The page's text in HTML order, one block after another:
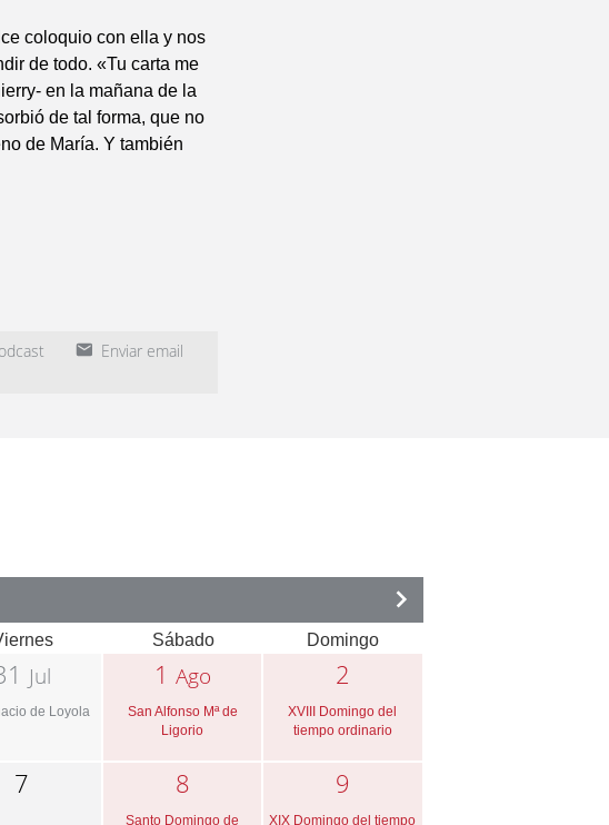
coloquio con ella y nos
de todo. «Tu carta me
en la mañana de la
de tal forma, que no
de María. Y también
Enviar email
Sábado Domingo
Jul
de Loyola
1 Ago
San Alfonso Mª de
Ligorio
2
XVIII Domingo del
tiempo ordinario
7 8
Santo Domingo de
9
XIX Domingo del tiempo